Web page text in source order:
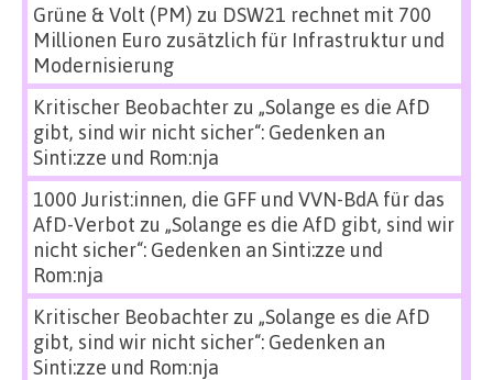
Grüne & Volt (PM) zu DSW21 rechnet mit 700
Millionen Euro zusätzlich für Infrastruktur und
Modernisierung
Kritischer Beobachterzu „Solange es die AfD
gibt, sind wir nicht sicher“: Gedenken an
Sinti:zze und Rom:nja
1000 Jurist:innen, die GFF und VVN-BdA für das
AfD-Verbot zu „Solange es die AfD gibt, sind wir
nicht sicher“: Gedenken an Sinti:zze und
Rom:nja
Kritischer Beobachterzu „Solange es die AfD
gibt, sind wir nicht sicher“: Gedenken an
Sinti:zze und Rom:nja